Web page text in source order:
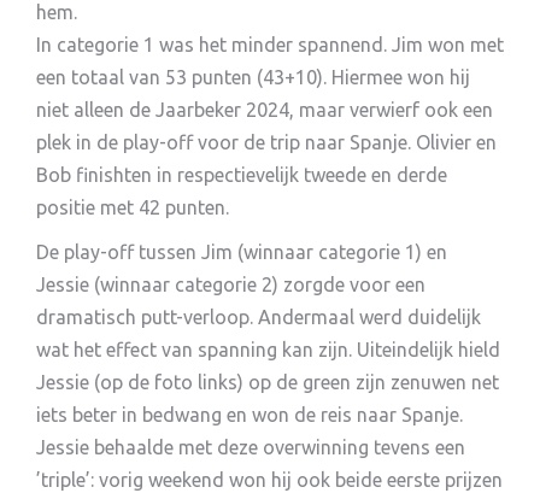
hem.
In categorie 1 was het minder spannend. Jim won met
een totaal van 53 punten (43+10). Hiermee won hij
niet alleen de Jaarbeker 2024, maar verwierf ook een
plek in de play-off voor de trip naar Spanje. Olivier en
Bob finishten in respectievelijk tweede en derde
positie met 42 punten.
De play-off tussen Jim (winnaar categorie 1) en
Jessie (winnaar categorie 2) zorgde voor een
dramatisch putt-verloop. Andermaal werd duidelijk
wat het effect van spanning kan zijn. Uiteindelijk hield
Jessie (op de foto links) op de green zijn zenuwen net
iets beter in bedwang en won de reis naar Spanje.
Jessie behaalde met deze overwinning tevens een
’triple’: vorig weekend won hij ook beide eerste prijzen